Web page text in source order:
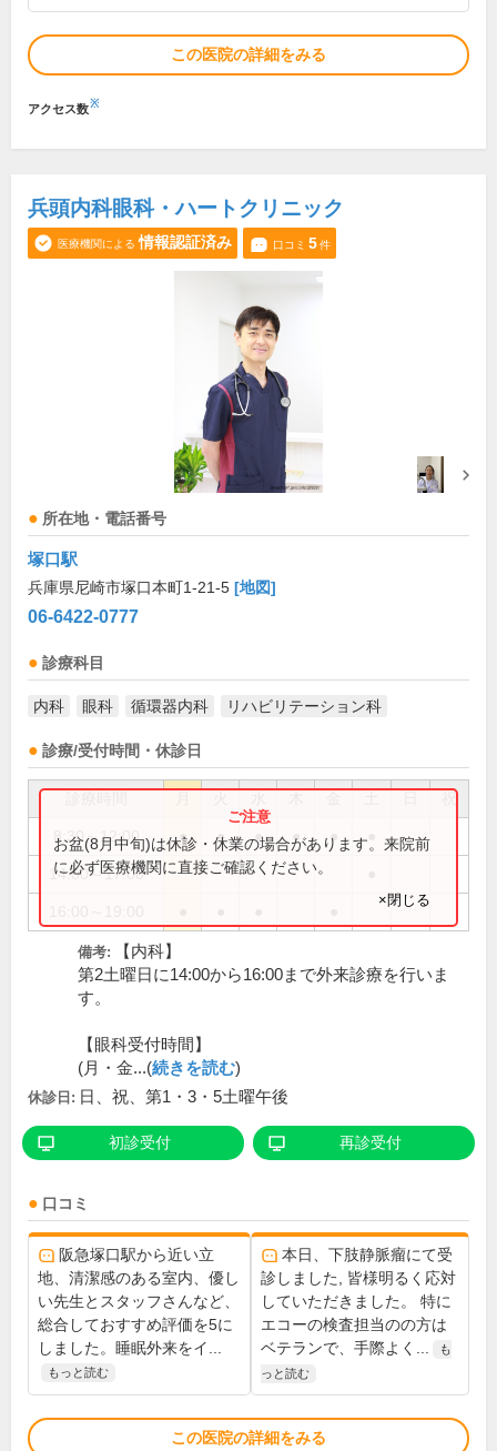
この医院の詳細をみる
アクセス数※
兵頭内科眼科・ハートクリニック
医療機関による 情報認証済み 口コミ 5件
所在地・電話番号
塚口駅
兵庫県尼崎市塚口本町1-21-5 [地図]
06-6422-0777
診療科目
内科 眼科 循環器内科 リハビリテーション科
診療/受付時間・休診日
祝
8:30～12:00 ● ● ● ● ●
14:00～17:00
お盆(8月中旬)は休診・休業の場合があります。来院前
に必ず医療機関に直接ご確認ください。
×閉じる
備考:
【内科】
第2土曜日に14:00から16:00まで外来診療を行いま
す。
【眼科受付時間】
(月・金...(続きを読む)
休診日: 日、祝、第1・3・5土曜午後
初診受付 再診受付
口コミ
阪急塚口駅から近い立
地、清潔感のある室内、優し
い先生とスタッフさんなど、
総合しておすすめ評価を5に
しました。睡眠外来をイ...
もっと読む
本日、下肢静脈瘤にて受
診しました, 皆様明るく応対
していただきました。 特に
エコーの検査担当のの方は
ベテランで、手際よく...
も
っと読む
この医院の詳細をみる